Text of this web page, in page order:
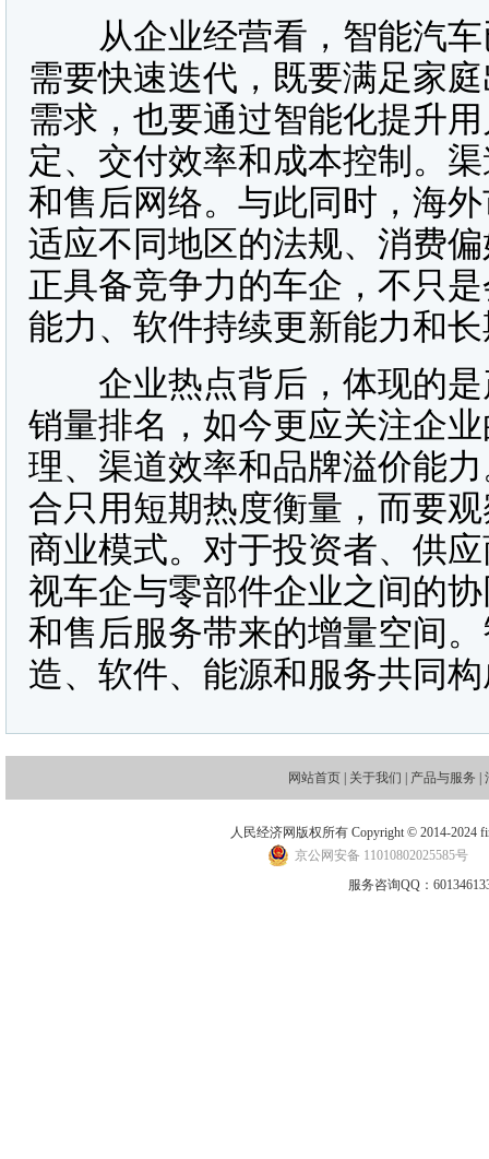
从企业经营看，智能汽车
需要快速迭代，既要满足家
需求，也要通过智能化提升
定、交付效率和成本控制。
和售后网络。与此同时，海
适应不同地区的法规、消费
正具备竞争力的车企，不只
能力、软件持续更新能力和
企业热点背后，体现的是
销量排名，如今更应关注企
理、渠道效率和品牌溢价能
合只用短期热度衡量，而要
商业模式。对于投资者、供
视车企与零部件企业之间的
和售后服务带来的增量空间
造、软件、能源和服务共同
网站首页 关于我们 产品与服务
人民经济网版权所有 Copyright © 2014-2024
京公网安备 11010802025585号
服务咨询QQ：